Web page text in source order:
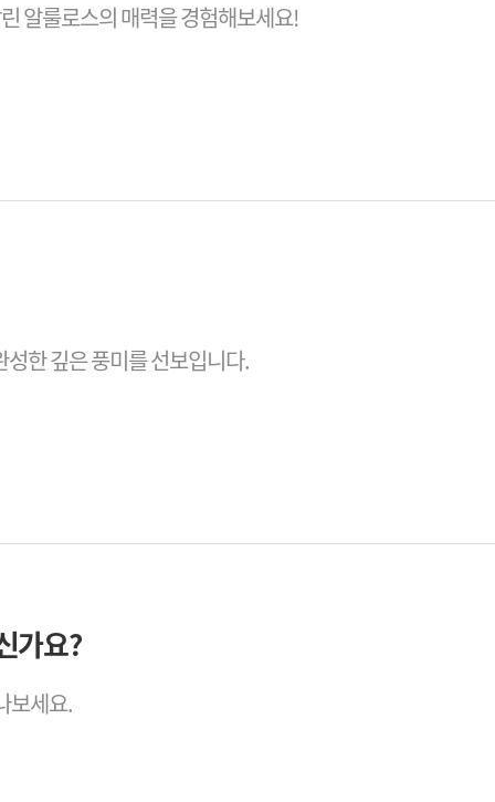
알룰로스의 매력을 경험해보세요!
한 깊은 풍미를 선보입니다.
가요?
보세요.